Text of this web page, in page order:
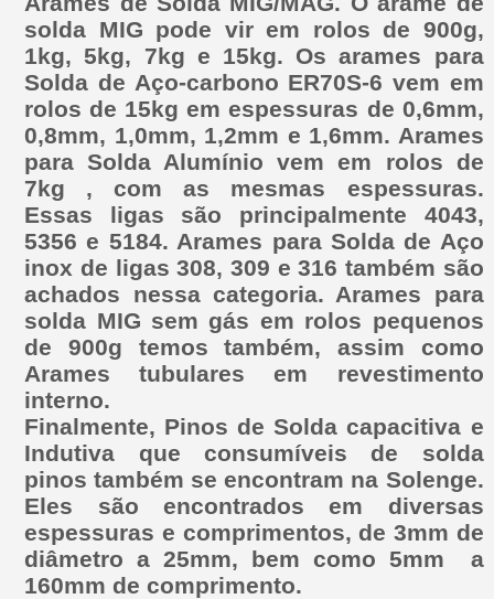
solda MIG pode vir em rolos de 900g,
1kg, 5kg, 7kg e 15kg. Os arames para
Solda de Aço-carbono ER70S-6 vem em
rolos de 15kg em espessuras de 0,6mm,
0,8mm, 1,0mm, 1,2mm e 1,6mm. Arames
para Solda Alumínio vem em rolos de
7kg , com as mesmas espessuras.
Essas ligas são principalmente 4043,
5356 e 5184. Arames para Solda de Aço
inox de ligas 308, 309 e 316 também são
achados nessa categoria. Arames para
solda MIG sem gás em rolos pequenos
de 900g temos também, assim como
Arames tubulares em revestimento
interno.
Finalmente, Pinos de Solda capacitiva e
Indutiva que consumíveis de solda
pinos também se encontram na Solenge.
Eles são encontrados em diversas
espessuras e comprimentos, de 3mm de
diâmetro a 25mm, bem como 5mm a
160mm de comprimento.